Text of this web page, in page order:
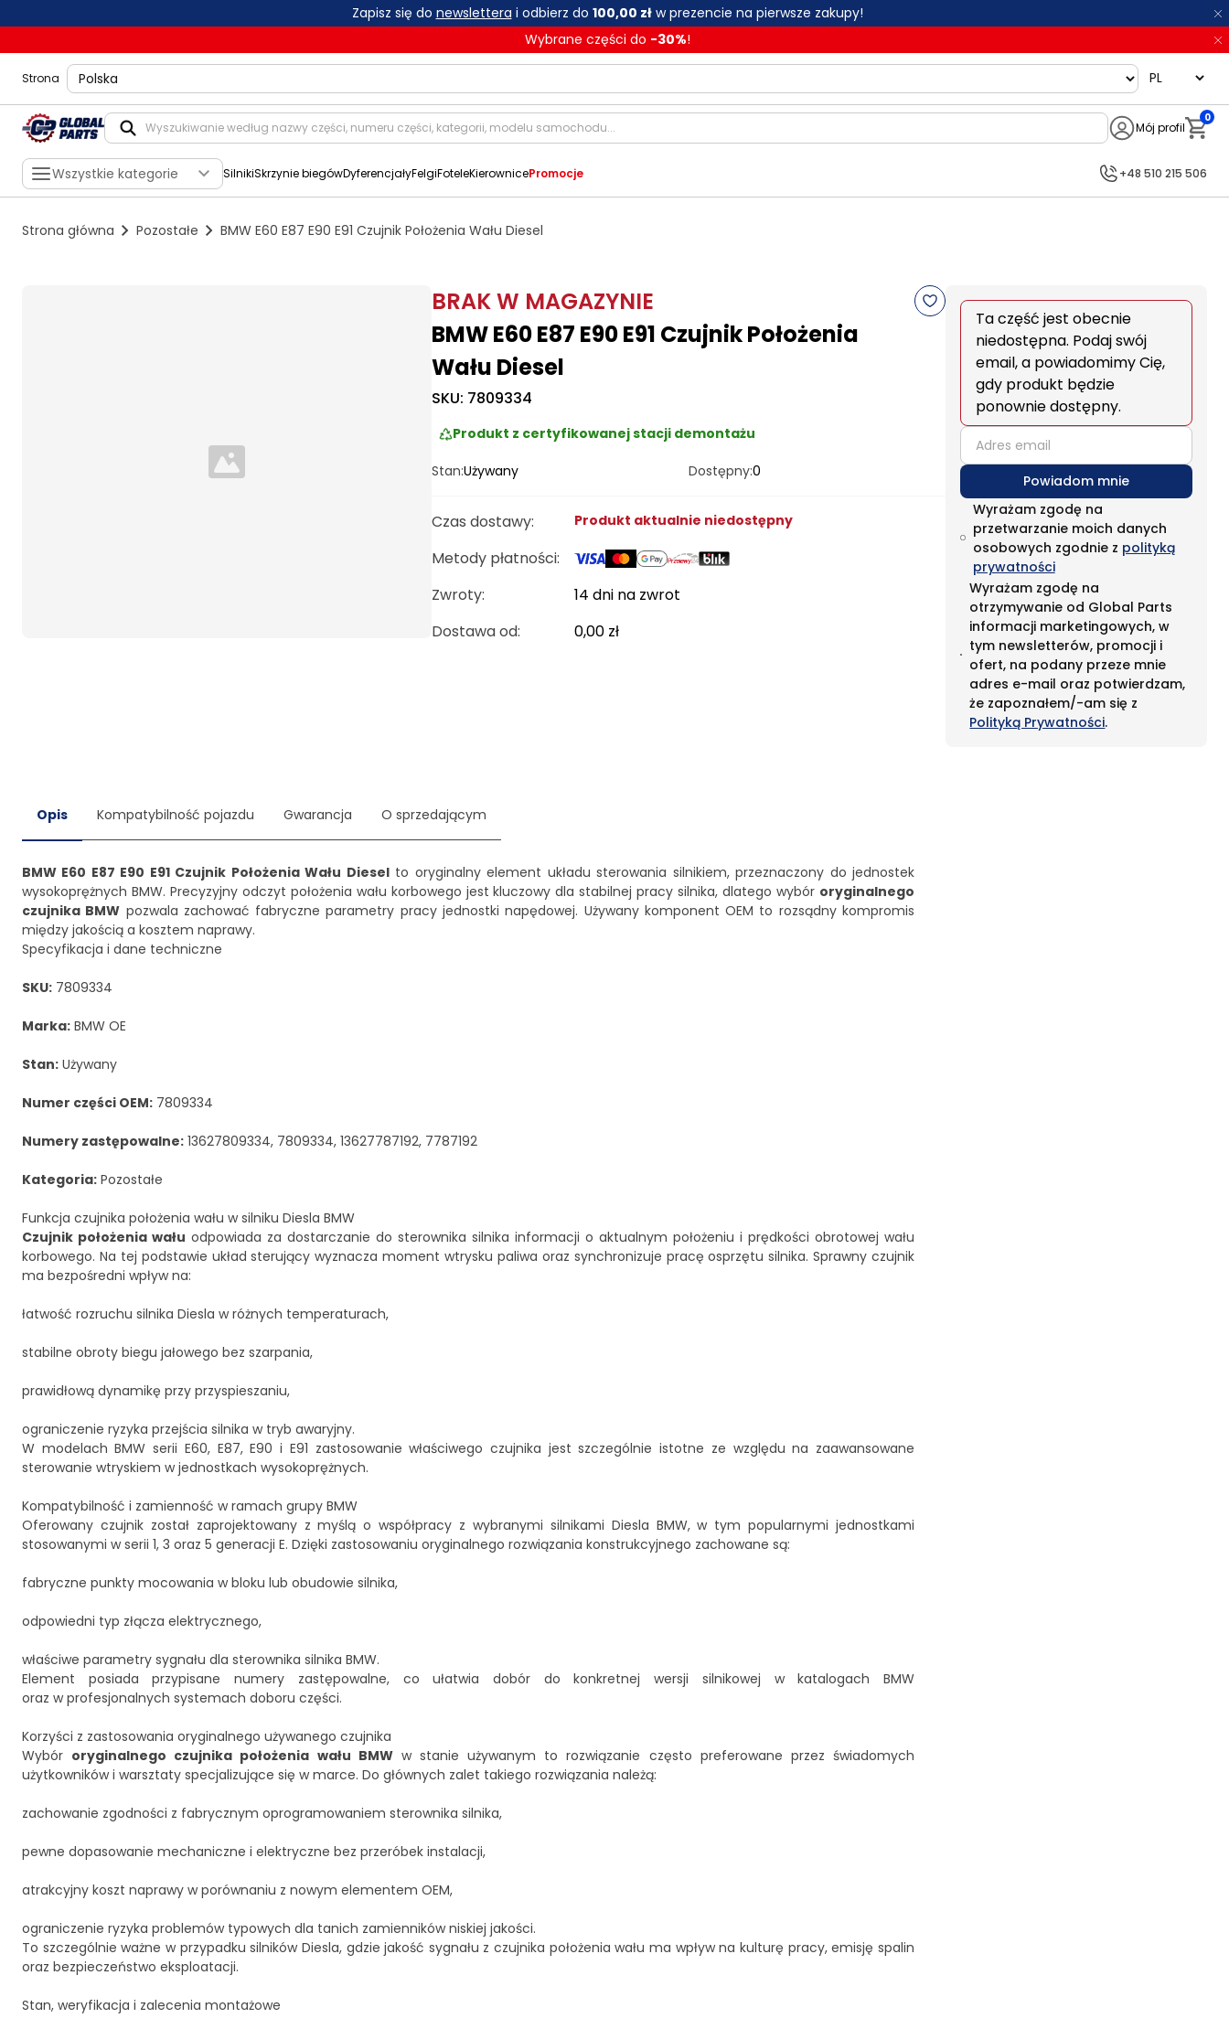
Zapisz się do newslettera i odbierz do 100,00 złw prezencie na pierwsze zakupy!
Wybrane części do -30%!
Strona shippingLocation language
Mój profil
0
Wszystkie kategorie SilnikiSkrzynie biegówDyferencjałyFelgiFoteleKierownicePromocje +48 510 215 506
Strona główna Pozostałe BMW E60 E87 E90 E91 Czujnik Położenia Wału Diesel
Loading...
BRAK W MAGAZYNIE
BMW E60 E87 E90 E91 Czujnik Położenia
Wału Diesel
SKU: 7809334
Produkt z certyfikowanej stacji demontażu
Stan:Używany Dostępny:0
Czas dostawy: Produkt aktualnie niedostępny
Metody płatności:
Zwroty:
14 dni na zwrot
Dostawa od: 0,00 zł
Ta część jest obecnie
niedostępna. Podaj swój
email, a powiadomimy Cię,
gdy produkt będzie
ponownie dostępny.
email
Powiadom mnie
Wyrażam zgodę na
przetwarzanie moich danych
osobowych zgodnie z polityką
prywatności
Wyrażam zgodę na
otrzymywanie od Global Parts
informacji marketingowych, w
tym newsletterów, promocji i
ofert, na podany przeze mnie
adres e-mail oraz potwierdzam,
że zapoznałem/-am się z
Polityką Prywatności.
Opis Kompatybilność pojazdu Gwarancja O sprzedającym
BMW E60 E87 E90 E91 Czujnik Położenia Wału Dieselto oryginalny element układu sterowania silnikiem, przeznaczony do jednostek
wysokoprężnych BMW. Precyzyjny odczyt położenia wału korbowego jest kluczowy dla stabilnej pracy silnika, dlatego wybór oryginalnego
czujnika BMW pozwala zachować fabryczne parametry pracy jednostki napędowej. Używany komponent OEM to rozsądny kompromis
między jakością a kosztem naprawy.
Specyfikacja i dane techniczne
SKU: 7809334
Marka: BMW OE
Stan: Używany
Numer części OEM: 7809334
Numery zastępowalne: 13627809334, 7809334, 13627787192, 7787192
Kategoria: Pozostałe
Funkcja czujnika położenia wału w silniku Diesla BMW
Czujnik położenia wału odpowiada za dostarczanie do sterownika silnika informacji o aktualnym położeniu i prędkości obrotowej wału
korbowego. Na tej podstawie układ sterujący wyznacza moment wtrysku paliwa oraz synchronizuje pracę osprzętu silnika. Sprawny czujnik
ma bezpośredni wpływ na:
łatwość rozruchu silnika Diesla w różnych temperaturach,
stabilne obroty biegu jałowego bez szarpania,
prawidłową dynamikę przy przyspieszaniu,
ograniczenie ryzyka przejścia silnika w tryb awaryjny.
W modelach BMW serii E60, E87, E90 i E91 zastosowanie właściwego czujnika jest szczególnie istotne ze względu na zaawansowane
sterowanie wtryskiem w jednostkach wysokoprężnych.
Kompatybilność i zamienność w ramach grupy BMW
Oferowany czujnik został zaprojektowany z myślą o współpracy z wybranymi silnikami Diesla BMW, w tym popularnymi jednostkami
stosowanymi w serii 1, 3 oraz 5 generacji E. Dzięki zastosowaniu oryginalnego rozwiązania konstrukcyjnego zachowane są:
fabryczne punkty mocowania w bloku lub obudowie silnika,
odpowiedni typ złącza elektrycznego,
właściwe parametry sygnału dla sterownika silnika BMW.
Element posiada przypisane numery zastępowalne, co ułatwia dobór do konkretnej wersji silnikowej w katalogach BMW
oraz w profesjonalnych systemach doboru części.
Korzyści z zastosowania oryginalnego używanego czujnika
Wybór oryginalnego czujnika położenia wału BMWw stanie używanym to rozwiązanie często preferowane przez świadomych
użytkowników i warsztaty specjalizujące się w marce. Do głównych zalet takiego rozwiązania należą:
zachowanie zgodności z fabrycznym oprogramowaniem sterownika silnika,
pewne dopasowanie mechaniczne i elektryczne bez przeróbek instalacji,
atrakcyjny koszt naprawy w porównaniu z nowym elementem OEM,
ograniczenie ryzyka problemów typowych dla tanich zamienników niskiej jakości.
To szczególnie ważne w przypadku silników Diesla, gdzie jakość sygnału z czujnika położenia wału ma wpływ na kulturę pracy, emisję spalin
oraz bezpieczeństwo eksploatacji.
Stan, weryfikacja i zalecenia montażowe